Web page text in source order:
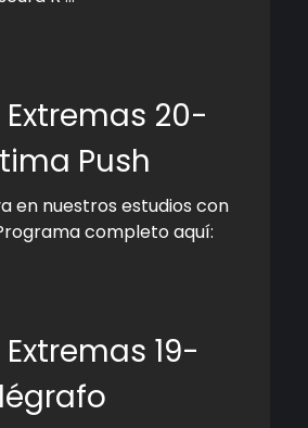
20-
Push
en nuestros estudios con
completo aquí:
19-